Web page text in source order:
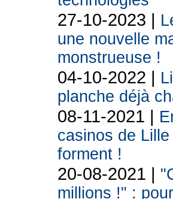
27-10-2023 |
une nouvelle
monstrueuse !
04-10-2022 |
planche déjà
08-11-2021 |
casinos de
forment !
20-08-2021 |
millions !" :